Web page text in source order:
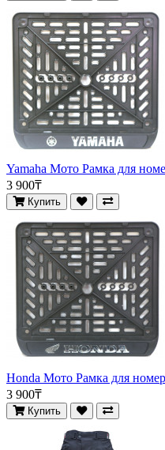
Yamaha Мото Рамка для
3 900₸
Купить
Honda Мото Рамка для
3 900₸
Купить